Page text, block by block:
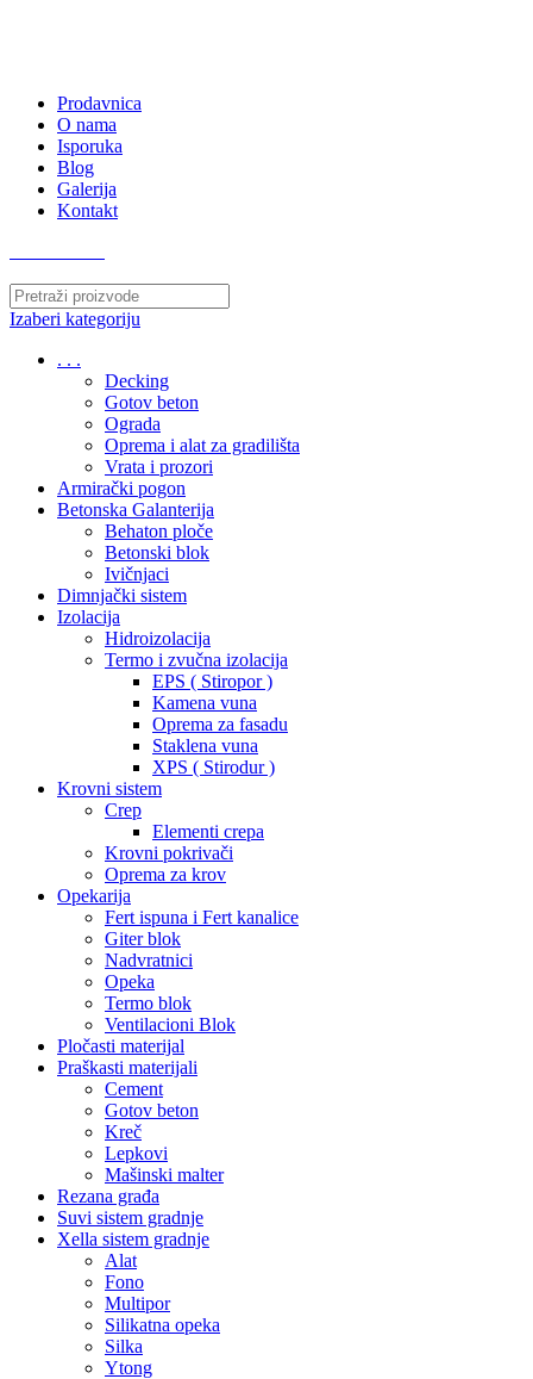
Prodavnica
O nama
Isporuka
Blog
Galerija
Kontakt
Izaberi kategoriju
. . .
Decking
Gotov beton
Ograda
Oprema i alat za gradilišta
Vrata i prozori
Armirački pogon
Betonska Galanterija
Behaton ploče
Betonski blok
Ivičnjaci
Dimnjački sistem
Izolacija
Hidroizolacija
Termo i zvučna izolacija
EPS ( Stiropor )
Kamena vuna
Oprema za fasadu
Staklena vuna
XPS ( Stirodur )
Krovni sistem
Crep
Elementi crepa
Krovni pokrivači
Oprema za krov
Opekarija
Fert ispuna i Fert kanalice
Giter blok
Nadvratnici
Opeka
Termo blok
Ventilacioni Blok
Pločasti materijal
Praškasti materijali
Cement
Gotov beton
Kreč
Lepkovi
Mašinski malter
Rezana građa
Suvi sistem gradnje
Xella sistem gradnje
Alat
Fono
Multipor
Silikatna opeka
Silka
Ytong